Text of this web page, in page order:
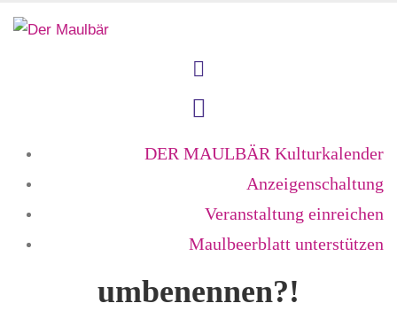
DER MAULBÄR Kulturkalender
Anzeigenschaltung
Veranstaltung einreichen
Maulbeerblatt unterstützen
umbenennen?!